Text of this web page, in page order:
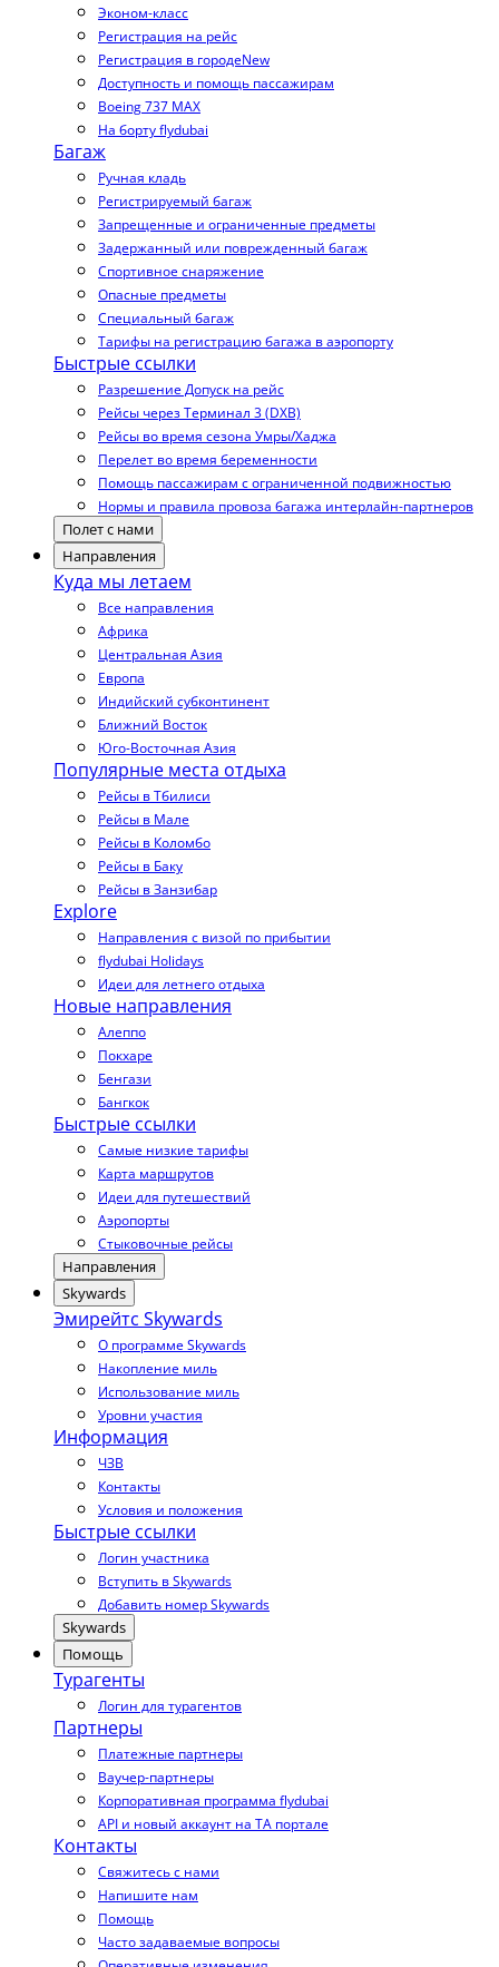
Эконом-класс
Регистрация на рейс
Регистрация в городеNew
Доступность и помощь пассажирам
Boeing 737 MAX
На борту flydubai
Багаж
Ручная кладь
Регистрируемый багаж
Запрещенные и ограниченные предметы
Задержанный или поврежденный багаж
Спортивное снаряжение
Опасные предметы
Специальный багаж
Тарифы на регистрацию багажа в аэропорту
Быстрые ссылки
Разрешение Допуск на рейс
Рейсы через Терминал 3 (DXB)
Рейсы во время сезона Умры/Хаджа
Перелет во время беременности
Помощь пассажирам с ограниченной подвижностью
Нормы и правила провоза багажа интерлайн-партнеров
Полет с нами
Направления
Куда мы летаем
Все направления
Африка
Центральная Азия
Европа
Индийский субконтинент
Ближний Восток
Юго-Восточная Азия
Популярные места отдыха
Рейсы в Тбилиси
Рейсы в Мале
Рейсы в Коломбо
Рейсы в Баку
Рейсы в Занзибар
Explore
Направления с визой по прибытии
flydubai Holidays
Идеи для летнего отдыха
Новые направления
Алеппо
Покхаре
Бенгази
Бангкок
Быстрые ссылки
Самые низкие тарифы
Карта маршрутов
Идеи для путешествий
Аэропорты
Стыковочные рейсы
Направления
Skywards
Эмирейтс Skywards
О программе Skywards
Накопление миль
Использование миль
Уровни участия
Информация
ЧЗВ
Контакты
Условия и положения
Быстрые ссылки
Логин участника
Вступить в Skywards
Добавить номер Skywards
Skywards
Помощь
Турагенты
Логин для турагентов
Партнеры
Платежные партнеры
Ваучер-партнеры
Корпоративная программа flydubai
API и новый аккаунт на TA портале
Контакты
Свяжитесь с нами
Напишите нам
Помощь
Часто задаваемые вопросы